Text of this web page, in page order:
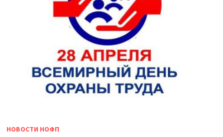
НОВОСТИ НОФП